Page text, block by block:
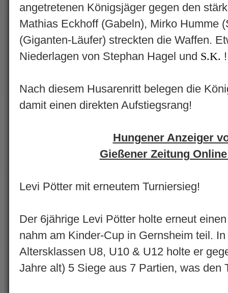
angetretenen Königsjäger gegen den
Mathias Eckhoff (Gabeln), Mirko Humme
(Giganten-Läufer) streckten die Waffen.
Niederlagen von Stephan Hagel und S.K.
Nach diesem Husarenritt belegen die
damit einen direkten Aufstiegsrang!
Hungener Anzeiger
Gießener Zeitung
Levi Pötter mit erneutem Turniersieg!
Der 6jährige Levi Pötter holte erneut
nahm am Kinder-Cup in Gernsheim teil.
Altersklassen U8, U10 & U12 holte er
Jahre alt) 5 Siege aus 7 Partien, was den